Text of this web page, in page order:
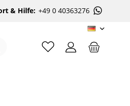
& Hilfe: +49 0 40363276
DE